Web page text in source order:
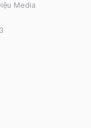
Media